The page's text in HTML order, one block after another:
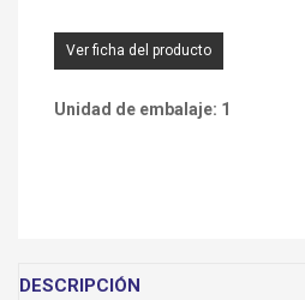
Ver ficha del producto
Unidad de embalaje: 1
DESCRIPCIÓN